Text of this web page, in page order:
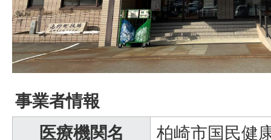
事業者情報
医療機関名
柏崎市国民健